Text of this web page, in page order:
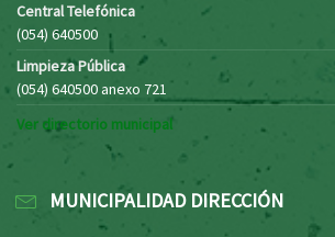
Central Telefónica
(054) 640500
Limpieza Pública
(054) 640500 anexo 721
Ver directorio municipal
MUNICIPALIDAD DIRECCIÓN